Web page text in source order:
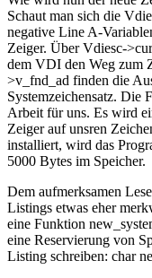
Schaut man sich die
negative Line A-
Zeiger. Über Vdiesc-
dem VDI den Weg zum
>v_fnd_ad finden die
Systemzeichensatz. Die
Arbeit für uns. Es wird
Zeiger auf unsren
installiert, wird das
5000 Bytes im Speicher.
Dem aufmerksamen
Listings etwas eher
eine Funktion
eine Reservierung von
Listing schreiben: char